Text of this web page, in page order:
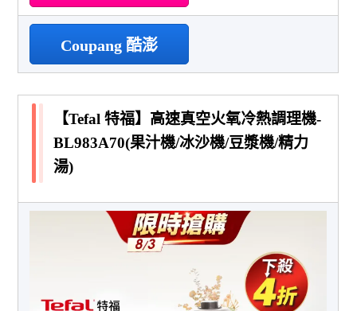
Coupang 酷澎
【Tefal 特福】高速真空火氧冷熱調理機-
BL983A70(果汁機/冰沙機/豆漿機/精力
湯)